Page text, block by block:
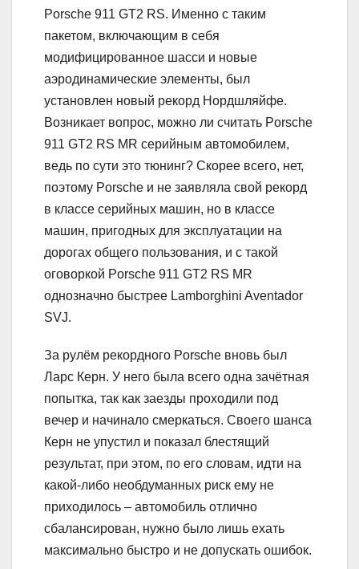
Porsche 911 GT2 RS. Именно с таким
пакетом, включающим в себя
модифицированное шасси и новые
аэродинамические элементы, был
установлен новый рекорд Нордшляйфе.
Возникает вопрос, можно ли считать Porsche
911 GT2 RS MR серийным автомобилем,
ведь по сути это тюнинг? Скорее всего, нет,
поэтому Porsche и не заявляла свой рекорд
в классе серийных машин, но в классе
машин, пригодных для эксплуатации на
дорогах общего пользования, и с такой
оговоркой Porsche 911 GT2 RS MR
однозначно быстрее Lamborghini Aventador
SVJ.
За рулём рекордного Porsche вновь был
Ларс Керн. У него была всего одна зачётная
попытка, так как заезды проходили под
вечер и начинало смеркаться. Своего шанса
Керн не упустил и показал блестящий
результат, при этом, по его словам, идти на
какой-либо необдуманных риск ему не
приходилось – автомобиль отлично
сбалансирован, нужно было лишь ехать
максимально быстро и не допускать ошибок.